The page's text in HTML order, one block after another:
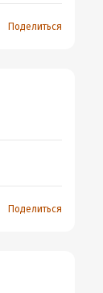
Поделиться
Поделиться